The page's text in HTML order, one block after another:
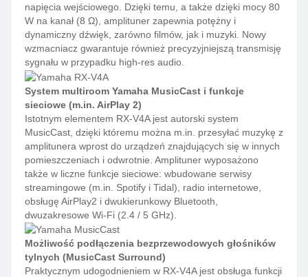
napięcia wejściowego. Dzięki temu, a także dzięki mocy 80
W na kanał (8 Ω), amplituner zapewnia potężny i
dynamiczny dźwięk, zarówno filmów, jak i muzyki. Nowy
wzmacniacz gwarantuje również precyzyjniejszą transmisję
sygnału w przypadku high-res audio.
System multiroom Yamaha MusicCast i funkcje
sieciowe (m.in. AirPlay 2)
Istotnym elementem RX-V4A jest autorski system
MusicCast, dzięki któremu można m.in. przesyłać muzykę z
amplitunera wprost do urządzeń znajdujących się w innych
pomieszczeniach i odwrotnie. Amplituner wyposażono
także w liczne funkcje sieciowe: wbudowane serwisy
streamingowe (m.in. Spotify i Tidal), radio internetowe,
obsługę AirPlay2 i dwukierunkowy Bluetooth,
dwuzakresowe Wi-Fi (2.4 / 5 GHz).
Możliwość podłączenia bezprzewodowych głośników
tylnych (MusicCast Surround)
Praktycznym udogodnieniem w RX-V4A jest obsługa funkcji